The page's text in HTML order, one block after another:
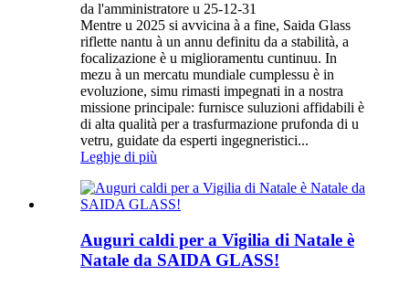
da l'amministratore u 25-12-31
Mentre u 2025 si avvicina à a fine, Saida Glass
riflette nantu à un annu definitu da a stabilità, a
focalizazione è u miglioramentu cuntinuu. In
mezu à un mercatu mundiale cumplessu è in
evoluzione, simu rimasti impegnati in a nostra
missione principale: furnisce suluzioni affidabili è
di alta qualità per a trasfurmazione prufonda di u
vetru, guidate da esperti ingegneristici...
Leghje di più
Auguri caldi per a Vigilia di Natale è
Natale da SAIDA GLASS!